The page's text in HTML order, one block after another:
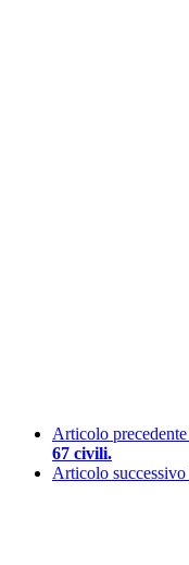
Articolo precedente
67 civili.
Articolo successivo